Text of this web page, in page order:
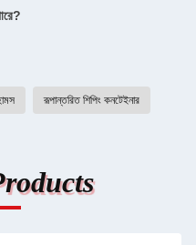
রূপান্তরিত শিপিং কনটেইনার